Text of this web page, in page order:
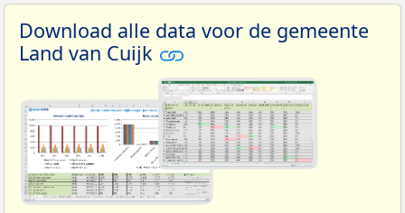
Download alle data voor de gemeente
Land van Cuijk